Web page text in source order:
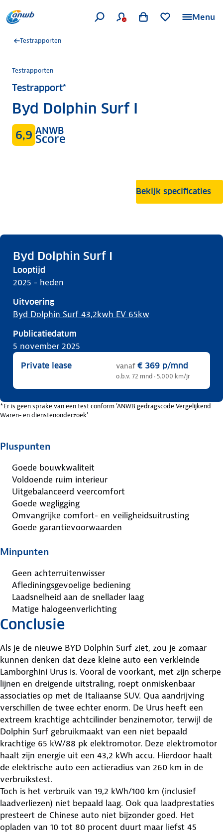
Menu
Testrapporten
Testrapporten
Testrapport*
Byd Dolphin Surf I
6,9 ANWB
Score
Bekijk specificaties
Byd Dolphin Surf I
Looptijd
2025 - heden
Uitvoering
Byd Dolphin Surf 43,2kwh EV 65kw
Publicatiedatum
5 november 2025
Private lease vanaf € 369 p/mnd
o.b.v. 72 mnd · 5.000 km/jr
*Er is geen sprake van een test conform 'ANWB gedragscode Vergelijkend
Waren- en dienstenonderzoek'
Pluspunten
Goede bouwkwaliteit
Voldoende ruim interieur
Uitgebalanceerd veercomfort
Goede wegligging
Omvangrijke comfort- en veiligheidsuitrusting
Goede garantievoorwaarden
Minpunten
Geen achterruitenwisser
Aflediningsgevoelige bediening
Laadsnelheid aan de snellader laag
Matige halogeenverlichting
Conclusie
Als je de nieuwe BYD Dolphin Surf ziet, zou je zomaar
kunnen denken dat deze kleine auto een verkleinde
Lamborghini Urus is. Vooral de voorkant, met zijn scherpe
lijnen en dreigende uitstraling, roept onmiskenbaar
associaties op met de Italiaanse SUV. Qua aandrijving
verschillen de twee echter enorm. De Urus heeft een
extreem krachtige achtcilinder benzinemotor, terwijl de
Dolphin Surf gebruikmaakt van een niet bepaald
krachtige 65 kW/88 pk elektromotor. Deze elektromotor
haalt zijn energie uit een 43,2 kWh accu. Hierdoor haalt
de elektrische auto een actieradius van 260 km in de
verbruikstest.
Toch is het verbruik van 19,2 kWh/100 km (inclusief
laadverliezen) niet bepaald laag. Ook qua laadprestaties
presteert de Chinese auto niet bijzonder goed. Het
opladen van 10 tot 80 procent duurt maar liefst 45